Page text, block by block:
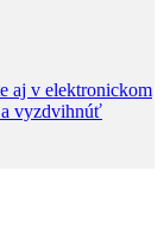
aj v elektronickom
a vyzdvihnúť